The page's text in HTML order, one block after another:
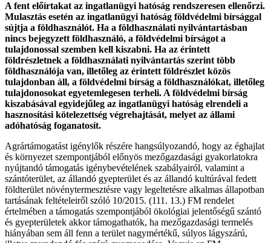
A fent előírtakat az ingatlanügyi hatóság rendszeresen ellenőrzi.
Mulasztás esetén az ingatlanügyi hatóság földvédelmi bírsággal
sújtja a földhasználót. Ha a földhasználati nyilvántartásban
nincs bejegyzett földhasználó, a földvédelmi bírságot a
tulajdonossal szemben kell kiszabni. Ha az érintett
földrészletnek a földhasználati nyilvántartás szerint több
földhasználója van, illetőleg az érintett földrészlet közös
tulajdonban áll, a földvédelmi bírság a földhasználókat, illetőleg
tulajdonosokat egyetemlegesen terheli. A földvédelmi bírság
kiszabásával egyidejűleg az ingatlanügyi hatóság elrendeli a
hasznosítási kötelezettség végrehajtását, melyet az állami
adóhatóság foganatosít.
Agrártámogatást igénylők részére hangsúlyozandó, hogy az éghajlat
és környezet szempontjából előnyös mezőgazdasági gyakorlatokra
nyújtandó támogatás igénybevételének szabályairól, valamint a
szántóterület, az állandó gyepterület és az állandó kultúrával fedett
földterület növénytermesztésre vagy legeltetésre alkalmas állapotban
tartásának feltételeiről szóló 10/2015. (111. 13.) FM rendelet
értelmében a támogatás szempontjából ökológiai jelentőségű szántó
és gyepterületek akkor támogathatók, ha mezőgazdasági termelés
hiányában sem áll fenn a terület nagymértékű, súlyos lágyszárú,